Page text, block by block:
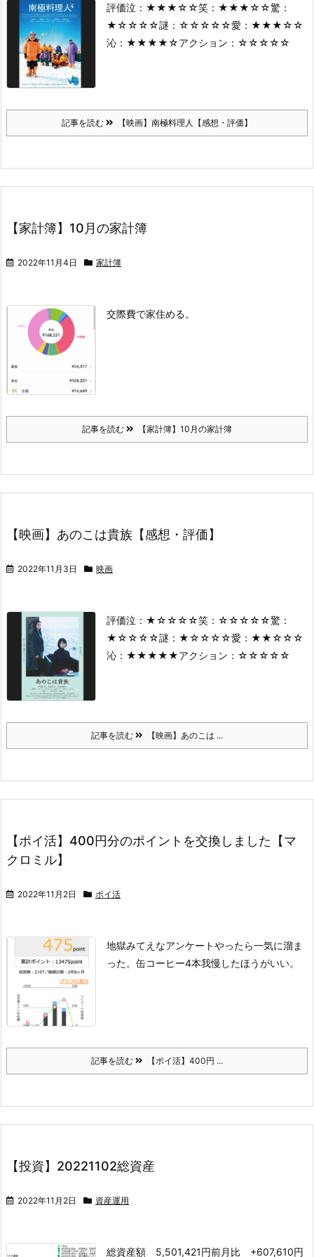
評価泣：★★★☆☆笑：★★★☆☆驚：
★☆☆☆☆謎：☆☆☆☆☆愛：★★★☆☆
沁：★★★★☆アクション：☆☆☆☆☆
記事を読む 【映画】南極料理人【感想・評価】
【家計簿】10月の家計簿
2022年11月4日 家計簿
交際費で家住める。
記事を読む 【家計簿】10月の家計簿
【映画】あのこは貴族【感想・評価】
2022年11月3日 映画
評価泣：★☆☆☆☆笑：☆☆☆☆☆驚：
★☆☆☆☆謎：★☆☆☆☆愛：★★☆☆☆
沁：★★★★★アクション：☆☆☆☆☆
記事を読む 【映画】あのこは ...
【ポイ活】400円分のポイントを交換しました【マ
クロミル】
2022年11月2日 ポイ活
地獄みてえなアンケートやったら一気に溜ま
った。 缶コーヒー4本我慢したほうがいい。
記事を読む 【ポイ活】400円 ...
【投資】20221102総資産
2022年11月2日 資産運用
総資産額 5,501,421円前月比 +607,610円